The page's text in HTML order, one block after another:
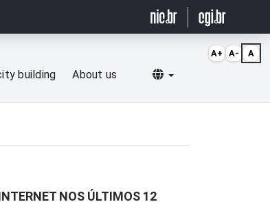
building About us Selecionar idioma
NOS ÚLTIMOS 12
A+ A- A